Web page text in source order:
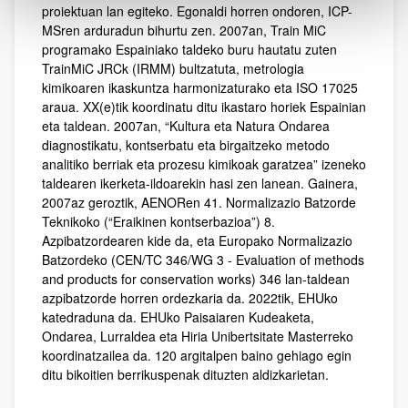
proiektuan lan egiteko. Egonaldi horren ondoren, ICP-
MSren arduradun bihurtu zen. 2007an, Train MiC
programako Espainiako taldeko buru hautatu zuten
TrainMiC JRCk (IRMM) bultzatuta, metrologia
kimikoaren ikaskuntza harmonizaturako eta ISO 17025
araua. XX(e)tik koordinatu ditu ikastaro horiek Espainian
eta taldean. 2007an, “Kultura eta Natura Ondarea
diagnostikatu, kontserbatu eta birgaitzeko metodo
analitiko berriak eta prozesu kimikoak garatzea” izeneko
taldearen ikerketa-ildoarekin hasi zen lanean. Gainera,
2007az geroztik, AENORen 41. Normalizazio Batzorde
Teknikoko (“Eraikinen kontserbazioa”) 8.
Azpibatzordearen kide da, eta Europako Normalizazio
Batzordeko (CEN/TC 346/WG 3 - Evaluation of methods
and products for conservation works) 346 lan-taldean
azpibatzorde horren ordezkaria da. 2022tik, EHUko
katedraduna da. EHUko Paisaiaren Kudeaketa,
Ondarea, Lurraldea eta Hiria Unibertsitate Masterreko
koordinatzailea da. 120 argitalpen baino gehiago egin
ditu bikoitien berrikuspenak dituzten aldizkarietan.